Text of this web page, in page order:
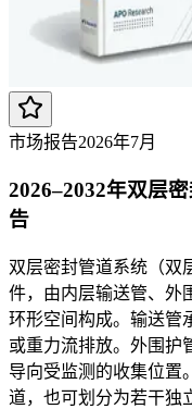
市场报告2026年7月
2026–2032年双层
告
双层密封管道系统（双
件，由内层输送管、外
环形空间构成。输送管
或重力流排放。外围护
导向受监测的收集位置
道，也可划分为若干独